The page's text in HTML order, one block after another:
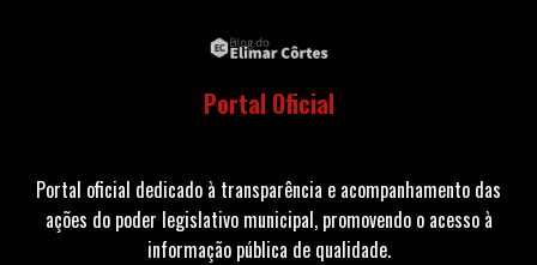
Portal Oficial
Portal oficial dedicado à transparência e acompanhamento das
ações do poder legislativo municipal, promovendo o acesso à
informação pública de qualidade.